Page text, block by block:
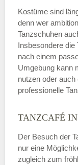
Kostüme sind
denn wer
Tanzschuhen
Insbesondere die
nach einem
Umgebung kann
nutzen oder
professionelle
TANZCAFÉ
Der Besuch der
nur eine
zugleich zum